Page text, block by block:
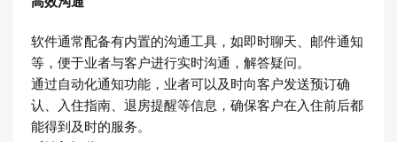
软件通常配备有内置的沟通工具，如即时聊天、邮件通知
等，便于业者与客户进行实时沟通，解答疑问。
通过自动化通知功能，业者可以及时向客户发送预订确
认、入住指南、退房提醒等信息，确保客户在入住前后都
能得到及时的服务。